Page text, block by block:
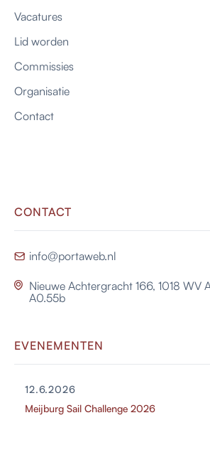
Vacatures
Lid worden
Commissies
Organisatie
Contact
EVENEMENTEN
12.6.2026
Meijburg Sail Challenge 2026
CONTACT
 info@portaweb.nl
 Nieuwe Achtergracht 166, 1018 WV
A0.55b